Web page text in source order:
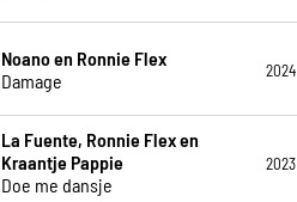
Noano en Ronnie Flex
Damage
2024
La Fuente, Ronnie Flex en
Kraantje Pappie
Doe me dansje
2023